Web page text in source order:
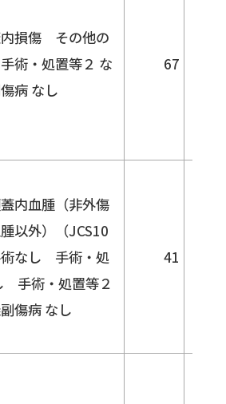
損傷 その他の
術・処置等２ な
病 なし
67
内血腫（非外傷
以外）（JCS10
なし 手術・処
手術・処置等２
傷病 なし
41